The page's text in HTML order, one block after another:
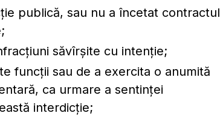
publică, sau nu a încetat contractul
săvîrşite cu intenţie;
funcţii sau de a exercita o anumită
ca urmare a sentinţei
interdicţie;